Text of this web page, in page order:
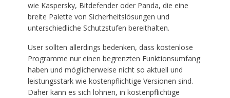
wie Kaspersky, Bitdefender oder Panda, die eine
breite Palette von Sicherheitslösungen und
unterschiedliche Schutzstufen bereithalten.
User sollten allerdings bedenken, dass kostenlose
Programme nur einen begrenzten Funktionsumfang
haben und möglicherweise nicht so aktuell und
leistungsstark wie kostenpflichtige Versionen sind.
Daher kann es sich lohnen, in kostenpflichtige